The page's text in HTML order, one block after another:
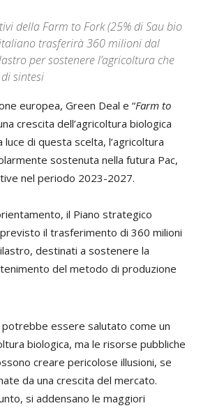
della Farm to Fork (25% di Sau bio
trasferirà 360 milioni dal
per sostenere l’agricoltura che
sintesi
europea, Green Deal e “Farm to
crescita dell’agricoltura biologica
luce di questa scelta, l’agricoltura
sostenuta nella futura Pac,
nel periodo 2023-2027.
il Piano strategico
il trasferimento di 360 milioni
destinati a sostenere la
del metodo di produzione
essere salutato come un
biologica, ma le risorse pubbliche
creare pericolose illusioni, se
da una crescita del mercato.
si addensano le maggiori